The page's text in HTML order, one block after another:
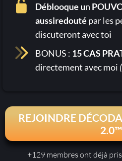
Déblooque un
aussiredouté par les
discuteront avec toi
BONUS : 15 CAS
directement avec moi
REJOINDRE
2.0™
+129 membres ont déjà